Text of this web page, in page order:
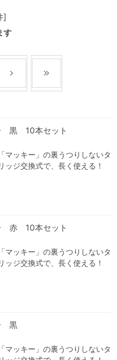
]
す
黒 10本セット
マッキー」の裏うつりしないタ
ッジ交換式で、長く使える！
赤 10本セット
マッキー」の裏うつりしないタ
ッジ交換式で、長く使える！
黒
マッキー」の裏うつりしないタ